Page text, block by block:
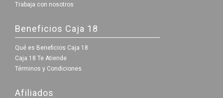
Trabaja con nosotros
Beneficios Caja 18
Qué es Beneficios Caja 18
Caja 18 Te Atiende
Términos y Condiciones
Afiliados